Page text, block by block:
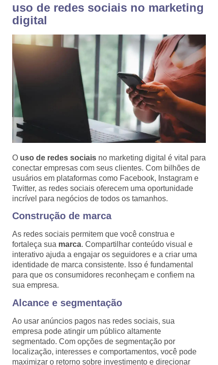
uso de redes sociais no marketing
digital
O uso de redes sociais no marketing digital é vital para
conectar empresas com seus clientes. Com bilhões de
usuários em plataformas como Facebook, Instagram e
Twitter, as redes sociais oferecem uma oportunidade
incrível para negócios de todos os tamanhos.
Construção de marca
As redes sociais permitem que você construa e
fortaleça sua marca. Compartilhar conteúdo visual e
interativo ajuda a engajar os seguidores e a criar uma
identidade de marca consistente. Isso é fundamental
para que os consumidores reconheçam e confiem na
sua empresa.
Alcance e segmentação
Ao usar anúncios pagos nas redes sociais, sua
empresa pode atingir um público altamente
segmentado. Com opções de segmentação por
localização, interesses e comportamentos, você pode
maximizar o retorno sobre investimento e direcionar